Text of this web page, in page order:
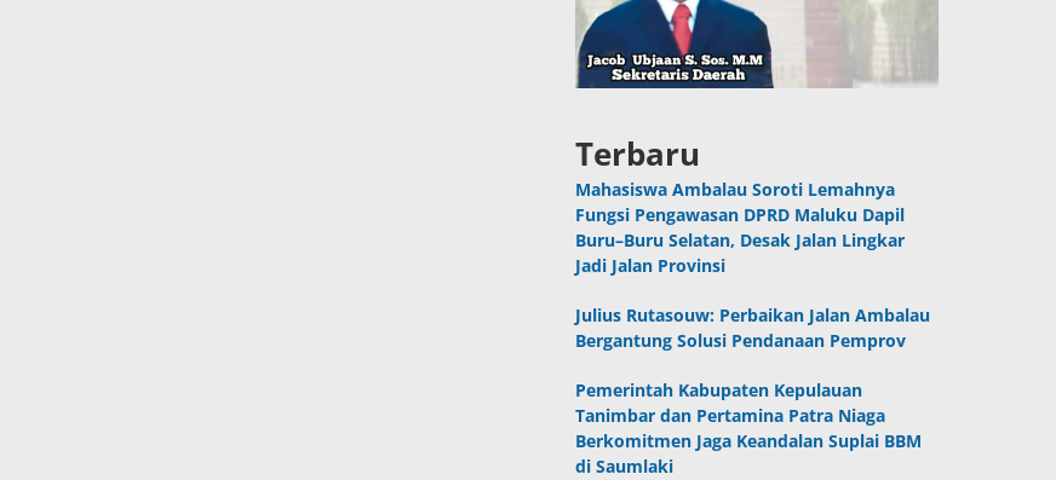
Terbaru
Mahasiswa Ambalau Soroti Lemahnya
Fungsi Pengawasan DPRD Maluku Dapil
Buru–Buru Selatan, Desak Jalan Lingkar
Jadi Jalan Provinsi
Julius Rutasouw: Perbaikan Jalan Ambalau
Bergantung Solusi Pendanaan Pemprov
Pemerintah Kabupaten Kepulauan
Tanimbar dan Pertamina Patra Niaga
Berkomitmen Jaga Keandalan Suplai BBM
di Saumlaki